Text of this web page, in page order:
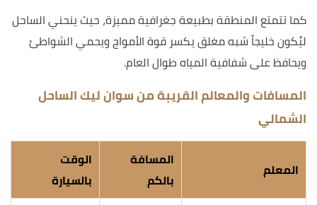
كما تتمتع المنطقة بطبيعة جغرافية مميزة، حيث ينحني الساحل
ليُكون خليجاً شبه مغلق يكسر قوة الأمواج ويحمي الشواطئ
ويحافظ على شفافية المياه طوال العام.
المسافات والمعالم القريبة من سوان ليك الساحل
الشمالي
المعلم
المسافة
بالكم
الوقت
بالسيارة